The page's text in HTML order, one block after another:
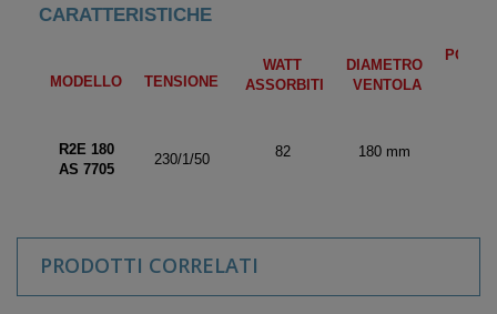
CARATTERISTICHE
MODELLO TENSIONE
WATT
ASSORBITI
DIAMETRO
VENTOLA
R2E 180
AS 7705
230/1/50 82 180 mm
PRODOTTI CORRELATI